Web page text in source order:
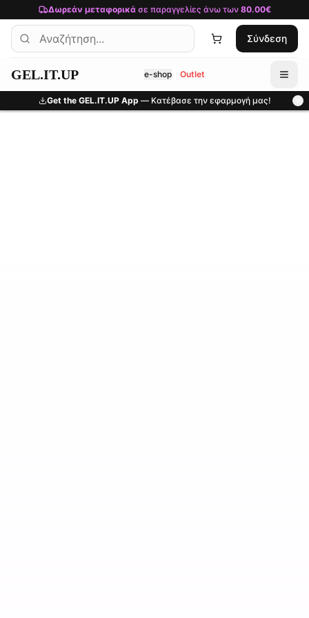
Μετάβαση στο κύριο περιεχόμενο
Δωρεάν μεταφορικάσε παραγγελίες άνω των 80.00€
Σύνδεση
GEL.IT.UP e-shop Outlet
Get the GEL.IT.UP App — Κατέβασε την εφαρμογή μας!